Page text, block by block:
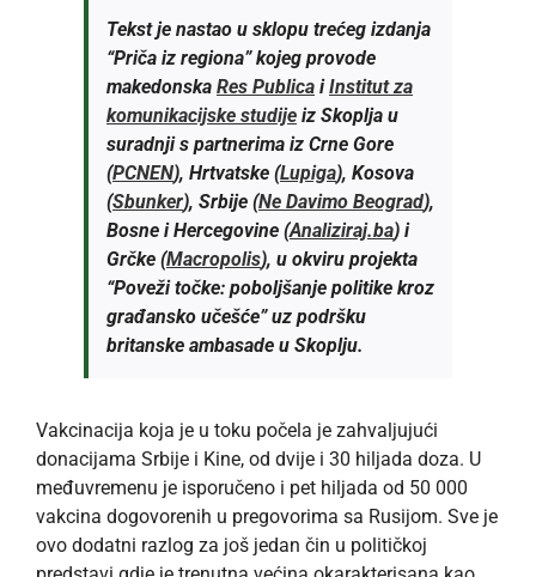
Tekst je nastao u sklopu trećeg izdanja
“Priča iz regiona” kojeg provode
makedonska Res Publica iInstitut za
komunikacijske studije iz Skoplja u
suradnji s partnerima iz Crne Gore
(PCNEN), Hrtvatske (Lupiga), Kosova
(Sbunker), Srbije (Ne Davimo Beograd),
Bosne i Hercegovine (Analiziraj.ba) i
Grčke (Macropolis), u okviru projekta
“Poveži točke: poboljšanje politike kroz
građansko učešće” uz podršku
britanske ambasade u Skoplju.
Vakcinacija koja je u toku počela je zahvaljujući
donacijama Srbije i Kine, od dvije i 30 hiljada doza. U
međuvremenu je isporučeno i pet hiljada od 50 000
vakcina dogovorenih u pregovorima sa Rusijom. Sve je
ovo dodatni razlog za još jedan čin u političkoj